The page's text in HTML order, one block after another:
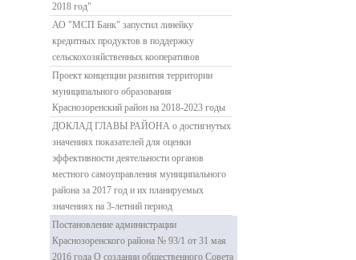
2018 год"
АО "МСП Банк" запустил линейку
кредитных продуктов в поддержку
сельскохозяйственных кооперативов
Проект концепции развития территории
муниципального образования
Краснозоренский район на 2018-2023 годы
ДОКЛАД ГЛАВЫ РАЙОНА о достигнутых
значениях показателей для оценки
эффективности деятельности органов
местного самоуправления муниципального
района за 2017 год и их планируемых
значениях на 3-летний период
Постановление администрации
Краснозоренского района № 93/1 от 31 мая
2016 года О создании общественного Совета